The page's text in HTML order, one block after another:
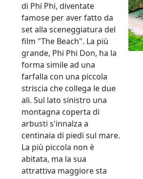
di Phi Phi, diventate
famose per aver fatto da
set alla sceneggiatura del
film "The Beach". La più
grande, Phi Phi Don, ha la
forma simile ad una
farfalla con una piccola
striscia che collega le due
ali. Sul lato sinistro una
montagna coperta di
arbusti s'innalza a
centinaia di piedi sul mare.
La più piccola non è
abitata, ma la sua
attrattiva maggiore sta